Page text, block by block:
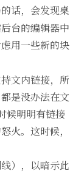
话，会发现桌
台的编辑器中
用一些新的块
文内链接，所
是没办法在文
候明明有链接
火。这时候，
），以暗示此